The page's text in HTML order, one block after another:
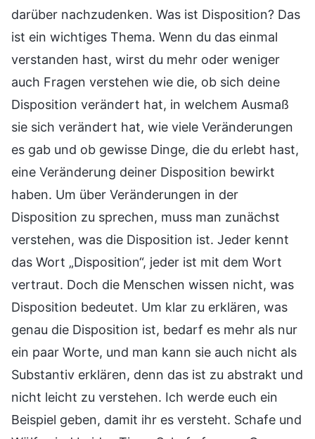
darüber nachzudenken. Was ist Disposition? Das
ist ein wichtiges Thema. Wenn du das einmal
verstanden hast, wirst du mehr oder weniger
auch Fragen verstehen wie die, ob sich deine
Disposition verändert hat, in welchem Ausmaß
sie sich verändert hat, wie viele Veränderungen
es gab und ob gewisse Dinge, die du erlebt hast,
eine Veränderung deiner Disposition bewirkt
haben. Um über Veränderungen in der
Disposition zu sprechen, muss man zunächst
verstehen, was die Disposition ist. Jeder kennt
das Wort „Disposition“, jeder ist mit dem Wort
vertraut. Doch die Menschen wissen nicht, was
Disposition bedeutet. Um klar zu erklären, was
genau die Disposition ist, bedarf es mehr als nur
ein paar Worte, und man kann sie auch nicht als
Substantiv erklären, denn das ist zu abstrakt und
nicht leicht zu verstehen. Ich werde euch ein
Beispiel geben, damit ihr es versteht. Schafe und